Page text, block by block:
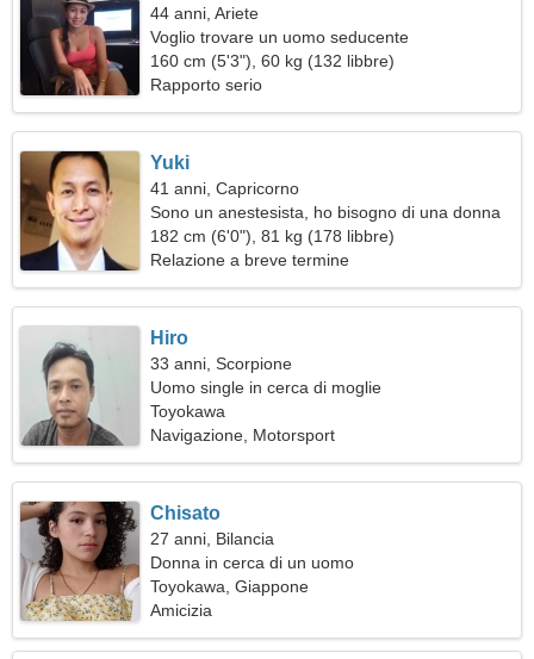
44 anni, Ariete
Voglio trovare un uomo seducente
160 cm (5'3"), 60 kg (132 libbre)
Rapporto serio
Yuki
41 anni, Capricorno
Sono un anestesista, ho bisogno di una donna
spiritosa
182 cm (6'0"), 81 kg (178 libbre)
Relazione a breve termine
Hiro
33 anni, Scorpione
Uomo single in cerca di moglie
Toyokawa
Navigazione, Motorsport
Chisato
27 anni, Bilancia
Donna in cerca di un uomo
Toyokawa, Giappone
Amicizia